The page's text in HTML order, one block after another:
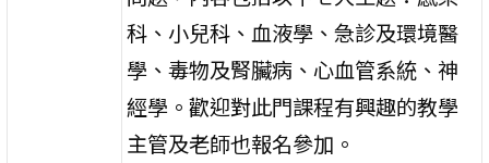
科、小兒科、血液學、急診及環境醫
學、毒物及腎臟病、心血管系統、神
經學。歡迎對此門課程有興趣的教學
主管及老師也報名參加。